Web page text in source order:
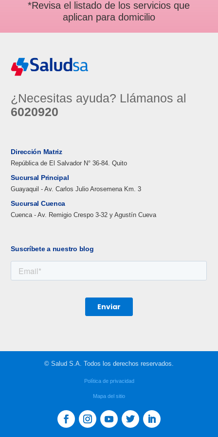
Obtén una cotización Asistencia al cliente
*Revisa el listado de los servicios que
aplican para domicilio
Dirección Matriz
República de El Salvador N° 36-84. Quito
Sucursal Principal
Guayaquil - Av. Carlos Julio Arosemena Km. 3
Sucursal Cuenca
Cuenca - Av. Remigio Crespo 3-32 y Agustín Cueva
¿Necesitas ayuda? Llámanos al
6020920
Suscríbete a nuestro blog
© Salud S.A. Todos los derechos reservados.
Política de privacidad
Mapa del sitio